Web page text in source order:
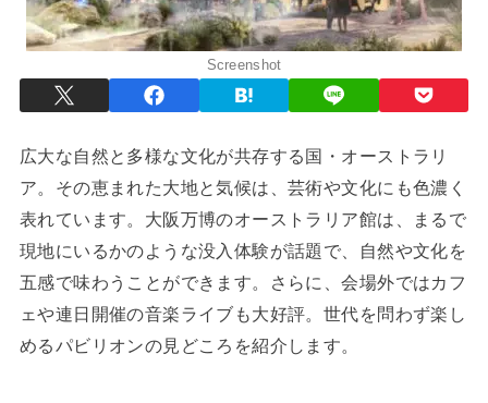
Screenshot
広大な自然と多様な文化が共存する国・オーストラリ
ア。その恵まれた大地と気候は、芸術や文化にも色濃く
表れています。大阪万博のオーストラリア館は、まるで
現地にいるかのような没入体験が話題で、自然や文化を
五感で味わうことができます。さらに、会場外ではカフ
ェや連日開催の音楽ライブも大好評。世代を問わず楽し
めるパビリオンの見どころを紹介します。